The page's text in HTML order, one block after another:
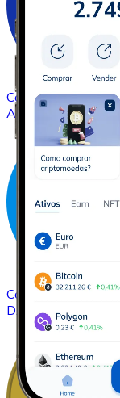
ComprarCardano
ADA
ComprarDash
DASH